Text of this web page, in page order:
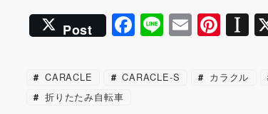
Post F
a
c
Li
n
e
E
m
ai
Pi
nt
er
e
st
CARACLE CARACLE-S カラクル
折りたたみ自転車